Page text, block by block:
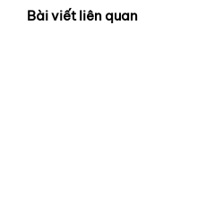
Bài viết liên quan